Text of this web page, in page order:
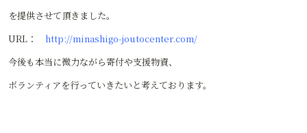
を提供させて頂きました。
URL： http://minashigo-joutocenter.com/
今後も本当に微力ながら寄付や支援物資、
ボランティアを行っていきたいと考えております。